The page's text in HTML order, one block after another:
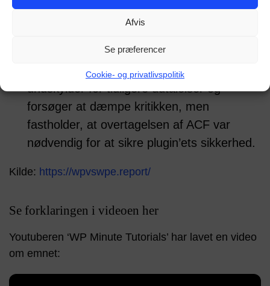
Afvis
Se præferencer
Cookie- og privatlivspolitik
kalder det en “fjendtlig overtagelse.” De
Engine-versionen af ACF​.
14. oktober 2024– Matt Mullenweg
undskylder for tidligere udtalelser og
forsøger at dæmpe kritikken, men
fastholder, at overtagelsen af ACF var
nødvendig for at sikre plugin’ets sikkerhed​.
Kilde: https://wpvswpe.report/
Se forklaringen i videoen her
Youtuberen ‘WP Minute Tutorials’ har lavet en video
om emnet: